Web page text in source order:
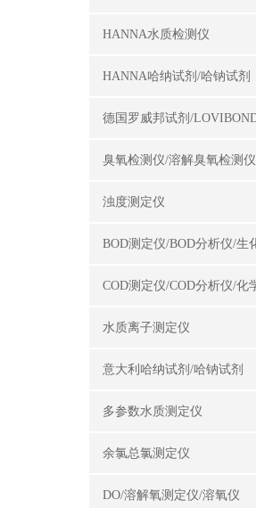
HANNA水质检测仪
HANNA哈纳试剂/哈钠试剂
臭氧检测仪/溶解臭氧检测仪
浊度测定仪
水质离子测定仪
意大利哈纳试剂/哈钠试剂
多参数水质测定仪
余氯总氯测定仪
DO/溶解氧测定仪/溶氧仪